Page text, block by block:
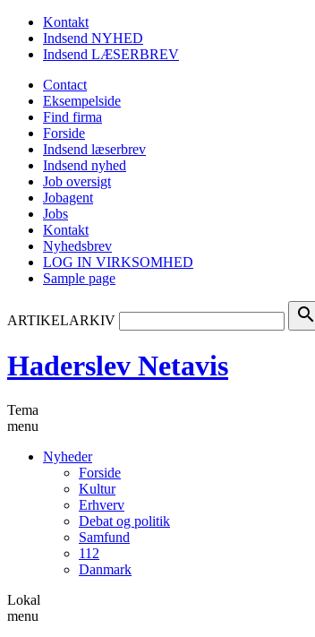
Kontakt
Indsend NYHED
Indsend LÆSERBREV
Contact
Eksempelside
Find firma
Forside
Indsend læserbrev
Indsend nyhed
Job oversigt
Jobagent
Jobs
Kontakt
Nyhedsbrev
LOG IN VIRKSOMHED
Sample page
ARTIKELARKIV search
Haderslev Netavis
Tema
menu
Nyheder
Forside
Kultur
Erhverv
Debat og politik
Samfund
112
Danmark
Lokal
menu